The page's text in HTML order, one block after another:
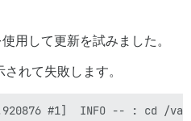
使用して更新を試みました。
れて失敗します。
#1]  INFO -- : cd /